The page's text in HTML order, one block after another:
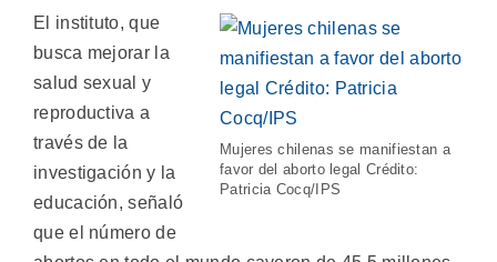
Mujeres chilenas se manifiestan a
favor del aborto legal Crédito:
Patricia Cocq/IPS
El instituto, que
busca mejorar la
salud sexual y
reproductiva a
través de la
investigación y la
educación, señaló
que el número de